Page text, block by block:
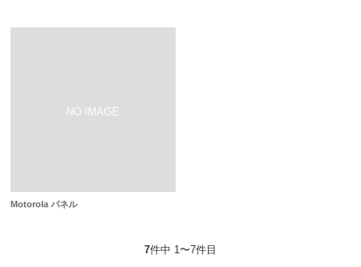
Motorola パネル
7件中 1〜7件目